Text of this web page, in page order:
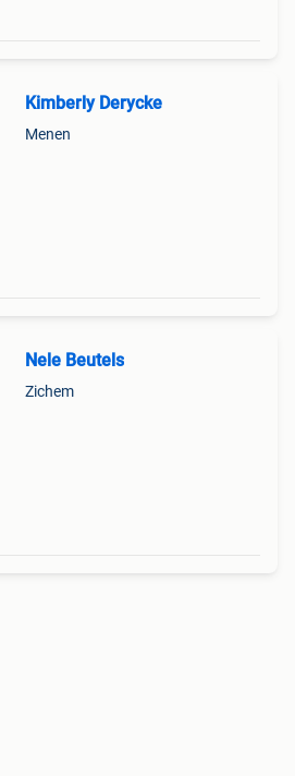
Kimberly Derycke
Menen
Nele Beutels
Zichem